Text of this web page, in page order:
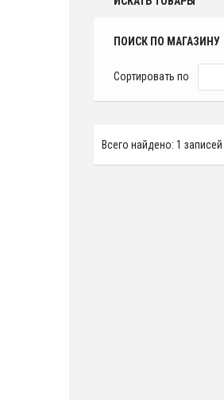
ПОИСК ПО МАГАЗИНУ
Сортировать по
Всего найдено: 1 записей